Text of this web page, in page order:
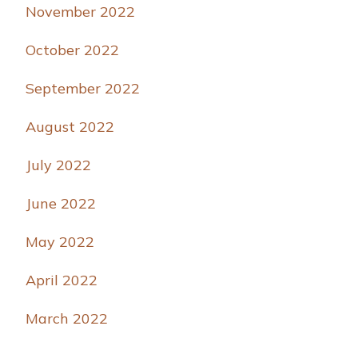
November 2022
October 2022
September 2022
August 2022
July 2022
June 2022
May 2022
April 2022
March 2022